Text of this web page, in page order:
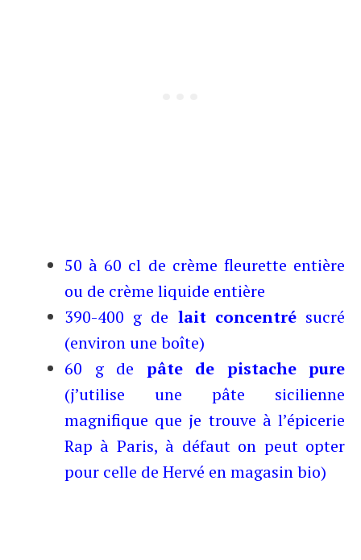
50 à 60 cl de crème fleurette entière
ou de crème liquide entière
390-400 g de lait concentré sucré
(environ une boîte)
60 g de pâte de pistachepure
(j’utilise une pâte sicilienne
magnifique que je trouve à l’épicerie
Rap à Paris, à défaut on peut opter
pour celle de Hervé en magasin bio)